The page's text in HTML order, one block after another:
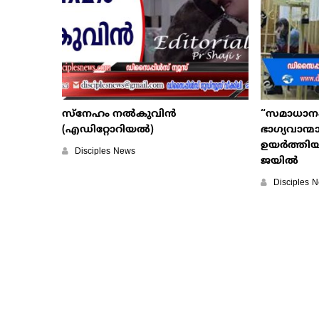
സ്നേഹം നല്‍കുവിന്‍
(എഡിറ്റോറിയൽ)
Disciples News
ജയില്‍
Disciples